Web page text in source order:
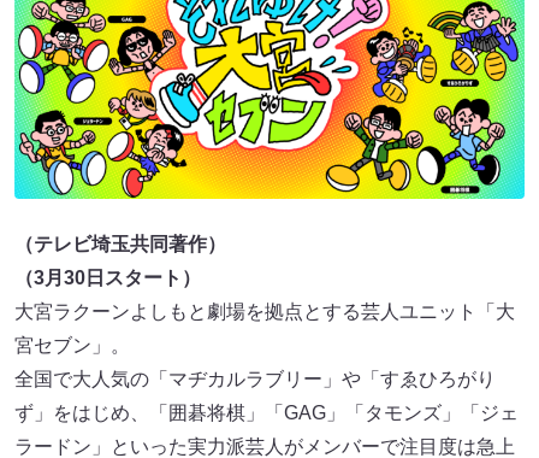
（テレビ埼玉共同著作）
（3月30日スタート）
大宮ラクーンよしもと劇場を拠点とする芸人ユニット「大
宮セブン」。
全国で大人気の「マヂカルラブリー」や「すゑひろがり
ず」をはじめ、「囲碁将棋」「GAG」「タモンズ」「ジェ
ラードン」といった実力派芸人がメンバーで注目度は急上